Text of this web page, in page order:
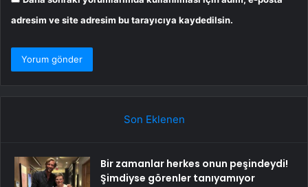
adresim ve site adresim bu tarayıcıya kaydedilsin.
Son Eklenen
Bir zamanlar herkes onun peşindeydi!
Şimdiyse görenler tanıyamıyor